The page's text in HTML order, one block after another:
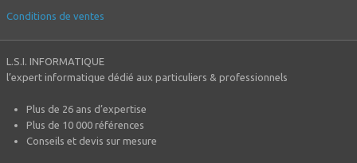
Conditions de ventes
L.S.I. INFORMATIQUE
l’expert informatique dédié aux particuliers & professionnels
Plus de 26 ans d’expertise
Plus de 10 000 références
Conseils et devis sur mesure